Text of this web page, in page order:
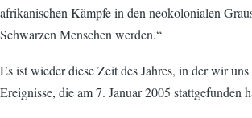
afrikanischen Kämpfe in den neokolonialen
Schwarzen Menschen werden.“
Es ist wieder diese Zeit des Jahres, in der wir
Ereignisse, die am 7. Januar 2005 stattgefunden